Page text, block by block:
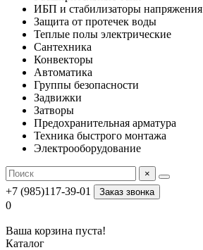
ИБП и стабилизаторы напряжения
Защита от протечек воды
Теплые полы электрические
Сантехника
Конвекторы
Автоматика
Группы безопасности
Задвижки
Затворы
Предохранительная арматура
Техника быстрого монтажа
Электрооборудование
×
+7 (985)117-39-01 Заказ звонка
0
Ваша корзина пуста!
Каталог